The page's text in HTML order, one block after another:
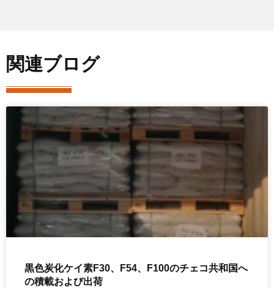
関連ブログ
黒色炭化ケイ素F30、F54、F100のチェコ共和国へ
の積載および出荷